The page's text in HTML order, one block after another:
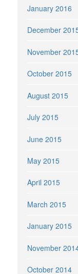
January 2016
December
November
October 2015
August 2015
July 2015
June 2015
May 2015
April 2015
March 2015
January 2015
November
October 2014